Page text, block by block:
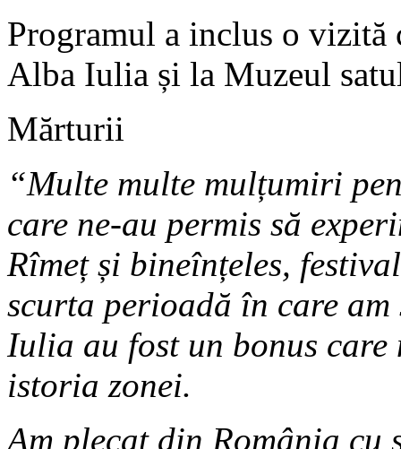
Programul a inclus o vizită
Alba Iulia și la Muzeul
Mărturii
“Multe multe mulțumiri
care ne-au permis să
Rîmeț și bineînțeles,
scurta perioadă în care
Iulia au fost un bonus
istoria zonei.
Am plecat din România cu